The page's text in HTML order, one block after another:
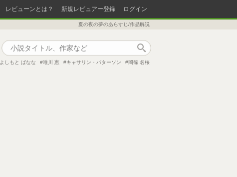
レビューンとは？ 新規レビュアー登録 ログイン
夏の夜の夢のあらすじ/作品解説
よしもと ばなな 唯川 恵 キャサリン・パターソン 岡篠 名桜